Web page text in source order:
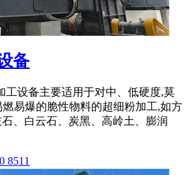
备
工设备主要适用于对中、低硬度,莫
易爆的脆性物料的超细粉加工,如方
、白云石、炭黑、高岭土、膨润
8511